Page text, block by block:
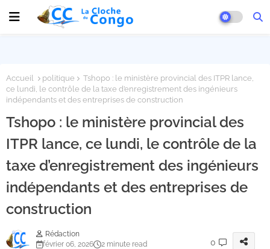
Accueil politique
Tshopo : le ministère provincial des ITPR lance,
ce lundi, le contrôle de la taxe d’enregistrement des ingénieurs
indépendants et des entreprises de construction
Tshopo : le ministère provincial des
ITPR lance, ce lundi, le contrôle de la
taxe d’enregistrement des ingénieurs
indépendants et des entreprises de
construction
Rédaction
février 06, 2026
2 minute read 0